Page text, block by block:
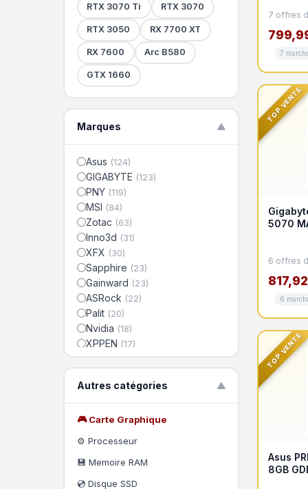
RTX 3070 Ti RTX 3070
RTX 3050 RX 7700 XT
RX 7600 Arc B580
GTX 1660
Marques ▼
Asus (124)
GIGABYTE (123)
PNY (119)
MSI (84)
Zotac (63)
Inno3d (31)
XFX (30)
Sapphire (23)
Gainward (23)
ASRock (22)
Palit (20)
Nvidia (18)
XPPEN (17)
Powercolor(14)
Wacom(12)
AORUS(11)
Lenovo(9)
Autres catégories ▼
🎮 Carte Graphique
⚙️ Processeur
💾 Memoire RAM
💿 Disque SSD
7 offres
7
TOP VENTE
5070
6 offres
6
TOP VENTE
Asus
8GB